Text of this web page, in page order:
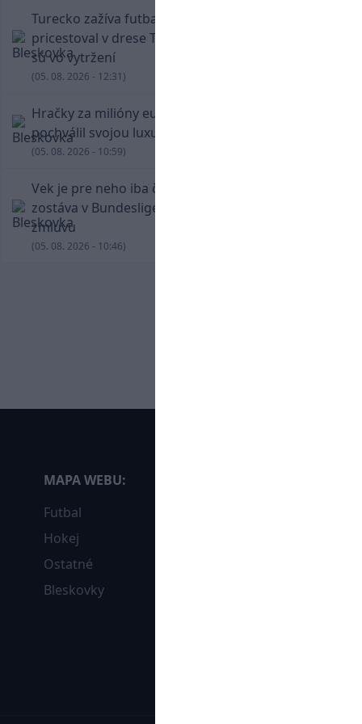
Turecko zažíva futbalové šialenstvo! Salah
pricestoval v drese Trabzonsporu, fanúšikovia
sú vo vytržení
(05. 08. 2026 - 12:31)
Hračky za milióny eur! Cristiano Ronaldo sa
pochválil svojou luxusnou zbierkou áut
(05. 08. 2026 - 10:59)
Vek je pre neho iba číslo! Štyridsaťročný Džeko
zostáva v Bundeslige, so Schalke predĺžil
zmluvu
(05. 08. 2026 - 10:46)
MAPA WEBU:
Futbal
Hokej
Ostatné
Bleskovky